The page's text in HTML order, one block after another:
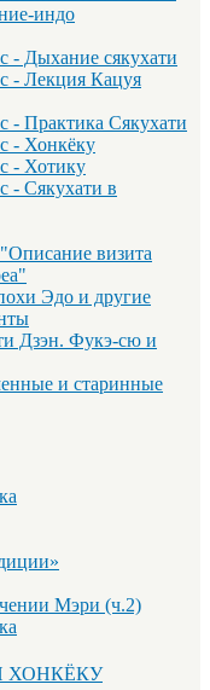
индо
- Дыхание сякухати
- Лекция Кацуя
- Практика Сякухати
- Хонкёку
- Хотику
- Сякухати в
визита
Эдо и другие
Дзэн. Фукэ-сю и
и старинные
Мэри (ч.2)
ХОНКЁКУ